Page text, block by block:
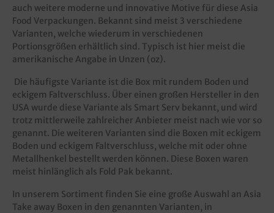
auch weitere moderne und innovative Motive für diese Asia
Food Verpackungen. Bekannt sind meist 3 verschiedene
Varianten, welche wiederum in verschiedenen
Portionsgrößen erhältlich sind. Typisch ist hier meist die
amerikanische Angabe in Unzen (oz).
Die häufigste Variante ist die Box mit rundem Boden und
eckigem Faltverschluss. Über einen großen Hersteller in den
USA wurde diese Variante als Smart Serv bekannt, und wird
trotz mittlerweile zahlreicher Anbieter meist nach wie vor so
genannt. Die weiteren Varianten sind die Boxen mit eckigem
Boden und eckigem Faltverschluss, welche mit oder ohne
Metallhenkel bestellt werden können. Diese Boxen waren
meist hinlänglich als Fold Pak bekannt.
In unserem Sortiment finden Sie eine große Auswahl an Asia
Take away Boxen in den genannten Varianten, in